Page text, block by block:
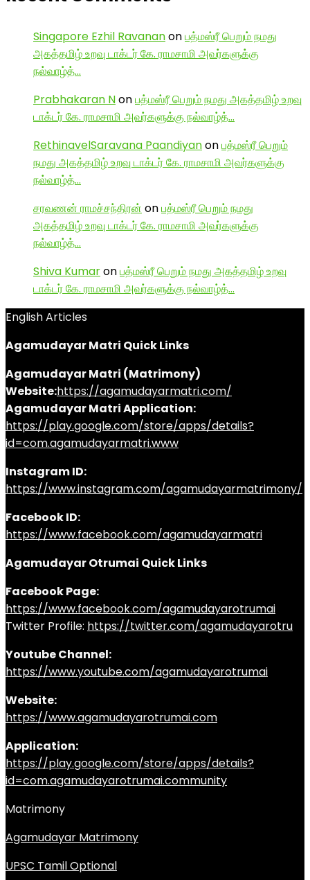
Singapore Ezhil Ravananonபத்மஸ்ரீ பெறும் நமது
அகத்தமிழ் உறவு டாக்டர் கே. ராமசாமி அவர்களுக்கு
நல்வாழ்த்…
Prabhakaran Nonபத்மஸ்ரீ பெறும் நமது அகத்தமிழ் உறவு
டாக்டர் கே. ராமசாமி அவர்களுக்கு நல்வாழ்த்…
RethinavelSaravana Paandiyanonபத்மஸ்ரீ பெறும்
நமது அகத்தமிழ் உறவு டாக்டர் கே. ராமசாமி அவர்களுக்கு
நல்வாழ்த்…
சரவணன் ராமச்சந்திரன் onபத்மஸ்ரீ பெறும் நமது
அகத்தமிழ் உறவு டாக்டர் கே. ராமசாமி அவர்களுக்கு
நல்வாழ்த்…
Shiva Kumaronபத்மஸ்ரீ பெறும் நமது அகத்தமிழ் உறவு
டாக்டர் கே. ராமசாமி அவர்களுக்கு நல்வாழ்த்…
English Articles
Agamudayar Matri Quick Links
Agamudayar Matri (Matrimony)
Website:https://agamudayarmatri.com/
Agamudayar Matri Application:
https://play.google.com/store/apps/details?
id=com.agamudayarmatri.www
Instagram ID:
https://www.instagram.com/agamudayarmatrimony/
Facebook ID:
https://www.facebook.com/agamudayarmatri
Agamudayar Otrumai Quick Links
Facebook Page:
https://www.facebook.com/agamudayarotrumai
Twitter Profile: https://twitter.com/agamudayarotru
Youtube Channel:
https://www.youtube.com/agamudayarotrumai
Website:
https://www.agamudayarotrumai.com
Application:
https://play.google.com/store/apps/details?
id=com.agamudayarotrumai.community
Matrimony
Agamudayar Matrimony
UPSC Tamil Optional